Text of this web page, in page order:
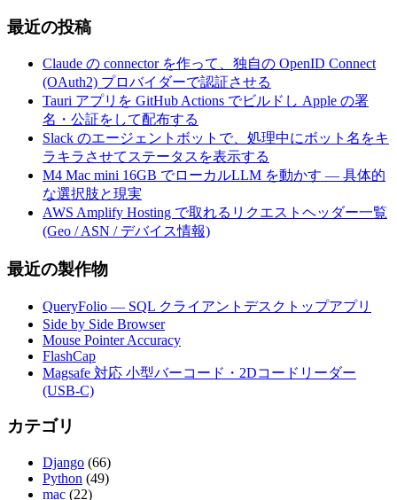
最近の投稿
Claude の connector を作って、独自の OpenID Connect
(OAuth2) プロバイダーで認証させる
Tauri アプリを GitHub Actions でビルドし Apple の署
名・公証をして配布する
Slack のエージェントボットで、処理中にボット名をキ
ラキラさせてステータスを表示する
M4 Mac mini 16GB でローカルLLM を動かす — 具体的
な選択肢と現実
AWS Amplify Hosting で取れるリクエストヘッダー一覧
(Geo / ASN / デバイス情報)
最近の製作物
QueryFolio — SQL クライアントデスクトップアプリ
Side by Side Browser
Mouse Pointer Accuracy
FlashCap
Magsafe 対応 小型バーコード・2Dコードリーダー
(USB-C)
カテゴリ
Django (66)
Python (49)
mac (22)